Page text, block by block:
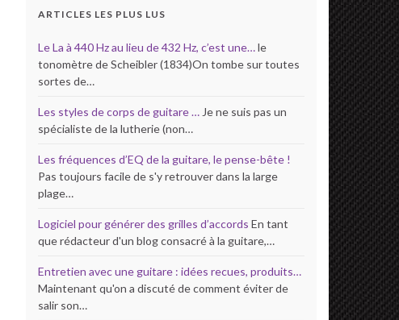
ARTICLES LES PLUS LUS
Le La à 440 Hz au lieu de 432 Hz, c’est une…le
tonomètre de Scheibler (1834)On tombe sur toutes
sortes de…
Les styles de corps de guitare … Je ne suis pas un
spécialiste de la lutherie (non…
Les fréquences d’EQ de la guitare, le pense-bête !
Pas toujours facile de s'y retrouver dans la large
plage…
Logiciel pour générer des grilles d’accords En tant
que rédacteur d'un blog consacré à la guitare,…
Entretien avec une guitare : idées recues, produits…
Maintenant qu'on a discuté de comment éviter de
salir son…